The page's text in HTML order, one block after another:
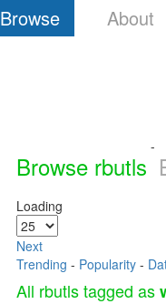
Browse About
Browse rbutls
-
Loading
Next
Trending - Popularity -
All rbutls tagged as